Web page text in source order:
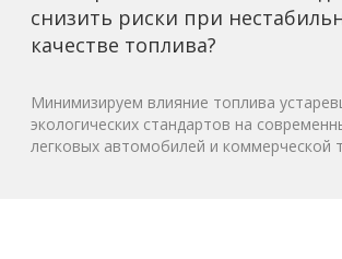
снизить риски при
качестве топлива?
Минимизируем влияние топлива
экологических стандартов на
легковых автомобилей и коммерческой